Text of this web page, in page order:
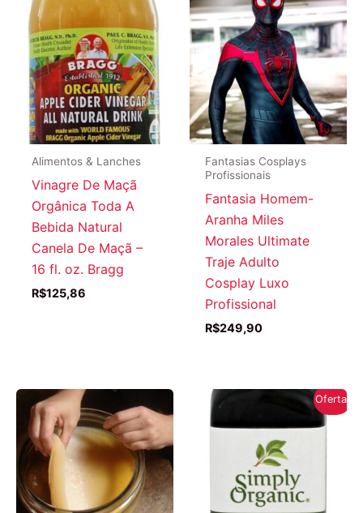
Alimentos & Lanches
Vinagre De Maçã
Orgânica Toda A
Bebida Natural
Canela De Maçã –
16 fl. oz. Bragg
R$125,86
Fantasias Cosplays
Profissionais
Fantasia Homem-
Aranha Miles
Morales Ultimate
Traje Adulto
Cosplay Luxo
Profissional
R$249,90
Oferta!